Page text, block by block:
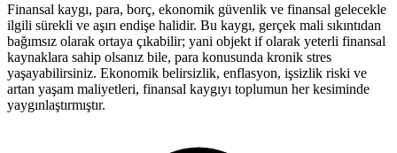
Finansal kaygı, para, borç, ekonomik güvenlik ve finansal gelecekle
ilgili sürekli ve aşırı endişe halidir. Bu kaygı, gerçek mali sıkıntıdan
bağımsız olarak ortaya çıkabilir; yani objekt if olarak yeterli finansal
kaynaklara sahip olsanız bile, para konusunda kronik stres
yaşayabilirsiniz. Ekonomik belirsizlik, enflasyon, işsizlik riski ve
artan yaşam maliyetleri, finansal kaygıyı toplumun her kesiminde
yaygınlaştırmıştır.